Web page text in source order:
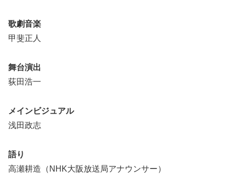
歌劇音楽
甲斐正人
舞台演出
荻田浩一
メインビジュアル
浅田政志
語り
高瀬耕造（NHK大阪放送局アナウンサー）